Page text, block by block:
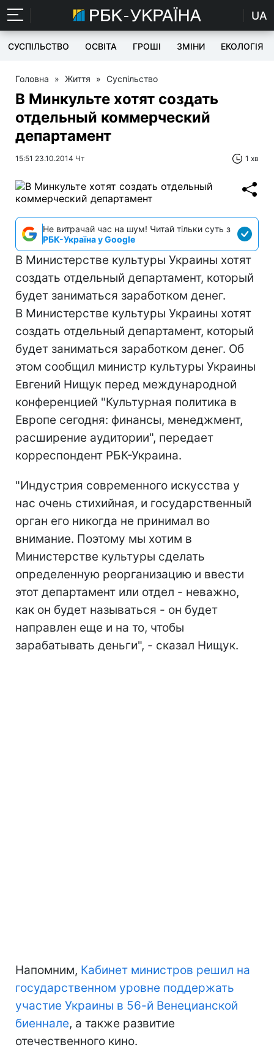
UA
СУСПІЛЬСТВО ОСВІТА ГРОШІ ЗМІНИ ЕКОЛОГІЯ
Головна » Життя » Суспільство
В Минкульте хотят создать
отдельный коммерческий
департамент
15:51 23.10.2014 Чт 1 хв
Не витрачай час на шум! Читай тільки суть з
РБК-Україна у Google
В Министерстве культуры Украины хотят
создать отдельный департамент, который
будет заниматься заработком денег.
В Министерстве культуры Украины хотят
создать отдельный департамент, который
будет заниматься заработком денег. Об
этом сообщил министр культуры Украины
Евгений Нищук перед международной
конференцией "Культурная политика в
Европе сегодня: финансы, менеджмент,
расширение аудитории", передает
корреспондент РБК-Украина.
"Индустрия современного искусства у
нас очень стихийная, и государственный
орган его никогда не принимал во
внимание. Поэтому мы хотим в
Министерстве культуры сделать
определенную реорганизацию и ввести
этот департамент или отдел - неважно,
как он будет называться - он будет
направлен еще и на то, чтобы
зарабатывать деньги", - сказал Нищук.
Напомним, Кабинет министров решил на
государственном уровне поддержать
участие Украины в 56-й Венецианской
биеннале, а также развитие
отечественного кино.